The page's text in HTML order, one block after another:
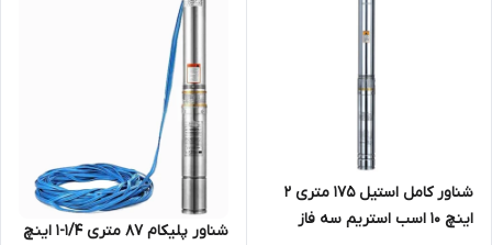
شناور کامل استیل 175 متری 2
اینچ 10 اسب استریم سه فاز
شناور پلیکام 87 متری 1/4-1 اینچ